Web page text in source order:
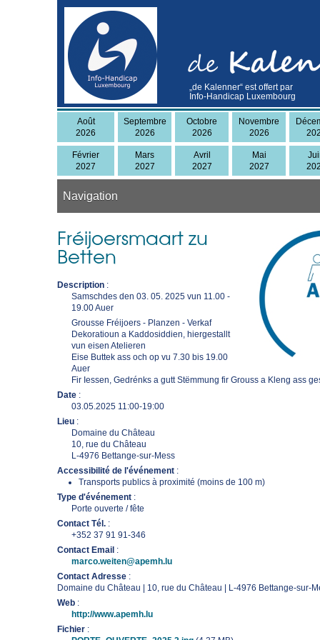
Août
2026
Septembre
2026
Octobre
2026
Novembre
2026
Février
2027
Mars
2027
Avril
2027
Mai
2027
Navigation
„de Kalenner“ est offert par
Info-Handicap Luxembourg
Fréijoersmaart zu
Betten
Description :
Samschdes den 03. 05. 2025 vun 11.00 -
19.00 Auer
Grousse Fréijoers - Planzen - Verkaf
Dekoratioun a Kaddosiddien, hiergestallt
vun eisen Atelieren
Eise Buttek ass och op vu 7.30 bis 19.00
Auer
Fir Iessen, Gedrénks a gutt Stëmmung fir Grouss a Kleng ass
Date :
03.05.2025 11:00-19:00
Lieu :
Domaine du Château
10, rue du Château
L-4976 Bettange-sur-Mess
Accessibilité de l'événement :
Transports publics à proximité (moins de 100 m)
Type d'événement :
Porte ouverte / fête
Contact Tél. :
+352 37 91 91-346
Contact Email :
marco.weiten@apemh.lu
Contact Adresse :
Domaine du Château | 10, rue du Château | L-4976 Bettange-sur-
Web :
http://www.apemh.lu
Fichier :